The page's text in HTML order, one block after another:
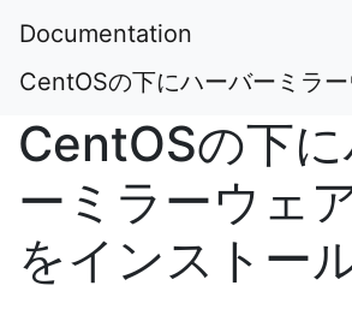
Documentation
CentOSの下にハーバーミラ
CentOSの下
ーミラーウェ
をインストー